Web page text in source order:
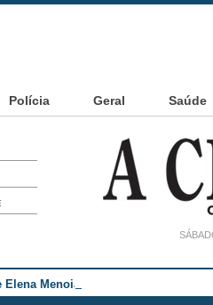
Polícia Geral Saúde
Elena Menoia Cesarin